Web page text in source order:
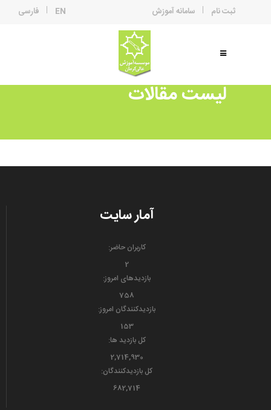
فارسی EN سامانه آموزش ثبت نام
لیست مقالات
آمار سایت
کاربران حاضر:
2
بازدیدهای امروز:
758
بازدیدکنندگان امروز:
153
کل بازدید ها:
2,714,930
کل بازدیدکنند‌گان:
682,714